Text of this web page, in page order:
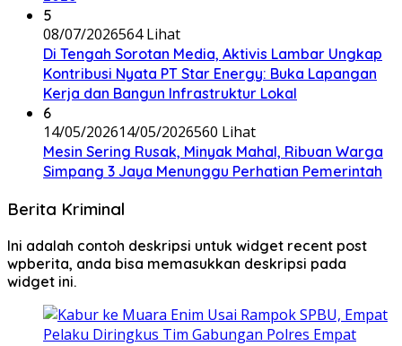
5
08/07/2026564 Lihat
Di Tengah Sorotan Media, Aktivis Lambar Ungkap
Kontribusi Nyata PT Star Energy: Buka Lapangan
Kerja dan Bangun Infrastruktur Lokal
6
14/05/202614/05/2026560 Lihat
Mesin Sering Rusak, Minyak Mahal, Ribuan Warga
Simpang 3 Jaya Menunggu Perhatian Pemerintah
Berita Kriminal
Ini adalah contoh deskripsi untuk widget recent post
wpberita, anda bisa memasukkan deskripsi pada
widget ini.